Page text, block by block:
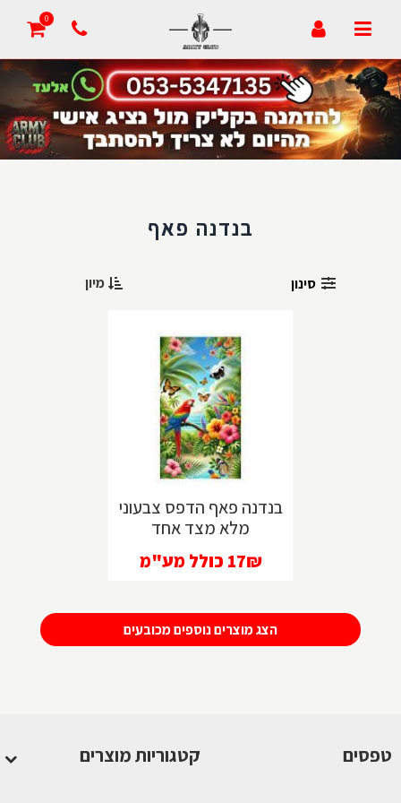
0
מעקב הזמנה
סרטונים
דרושים
בנדנה פאף
סינון מיון
בנדנה פאף הדפס צבעוני
מלא מצד אחד
17₪ כולל מע"מ
הצג מוצרים נוספים מכובעים
טפסים קטגוריות מוצרים